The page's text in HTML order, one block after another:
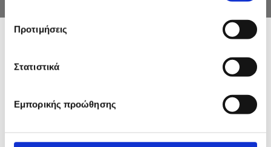
Προτιμήσεις
Στατιστικά
Εμπορικής προώθησης